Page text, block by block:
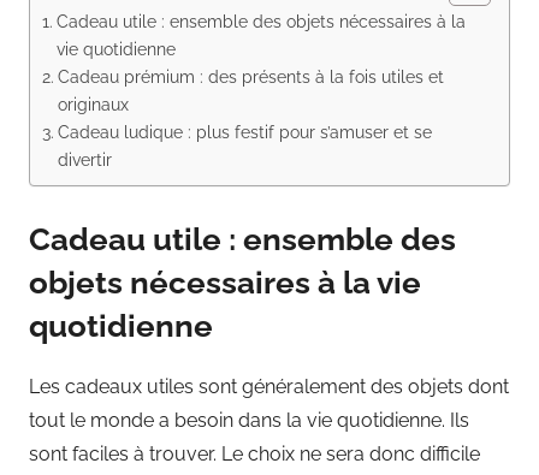
Cadeau utile : ensemble des objets nécessaires à la
vie quotidienne
Cadeau prémium : des présents à la fois utiles et
originaux
Cadeau ludique : plus festif pour s’amuser et se
divertir
Cadeau utile : ensemble des
objets nécessaires à la vie
quotidienne
Les cadeaux utiles sont généralement des objets dont
tout le monde a besoin dans la vie quotidienne. Ils
sont faciles à trouver. Le choix ne sera donc difficile